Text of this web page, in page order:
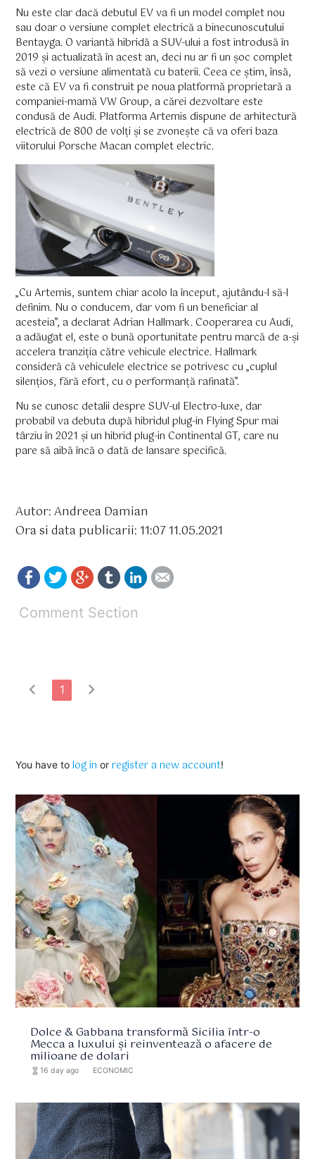
Nu este clar dacă debutul EV va fi un model complet nou
sau doar o versiune complet electrică a binecunoscutului
Bentayga. O variantă hibridă a SUV-ului a fost introdusă în
2019 și actualizată în acest an, deci nu ar fi un șoc complet
să vezi o versiune alimentată cu baterii. Ceea ce știm, însă,
este că EV va fi construit pe noua platformă proprietară a
companiei-mamă VW Group, a cărei dezvoltare este
condusă de Audi. Platforma Artemis dispune de arhitectură
electrică de 800 de volți și se zvonește că va oferi baza
viitorului Porsche Macan complet electric.
„Cu Artemis, suntem chiar acolo la început, ajutându-l să-l
definim. Nu o conducem, dar vom fi un beneficiar al
acesteia”, a declarat Adrian Hallmark. Cooperarea cu Audi,
a adăugat el, este o bună oportunitate pentru marcă de a-și
accelera tranziția către vehicule electrice. Hallmark
consideră că vehiculele electrice se potrivesc cu „cuplul
silențios, fără efort, cu o performanță rafinată”.
Nu se cunosc detalii despre SUV-ul Electro-luxe, dar
probabil va debuta după hibridul plug-in Flying Spur mai
târziu în 2021 și un hibrid plug-in Continental GT, care nu
pare să aibă încă o dată de lansare specifică.
Autor: Andreea Damian
Ora si data publicarii: 11:07 11.05.2021
Comment Section
chevron_left 1 chevron_right
You have tolog in orregister a new account!
Dolce & Gabbana transformă Sicilia într-o
Mecca a luxului și reinventează o afacere de
milioane de dolari
hourglass_full 16 day ago ECONOMIC